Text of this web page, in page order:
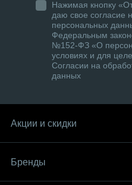
Нажимая кнопку
даю свое согласие
персональных
Федеральным
№152-ФЗ «О
условиях и для
Согласии на
данных
Акции и скидки
Бренды